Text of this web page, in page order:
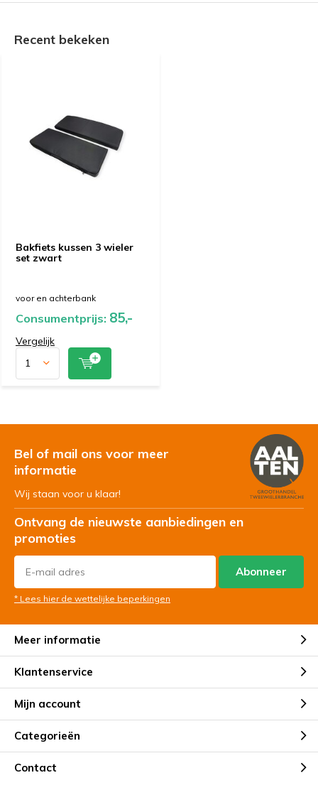
Recent bekeken
Bakfiets kussen 3 wieler
set zwart
voor en achterbank
Consumentprijs: 85,-
Vergelijk
Bel of mail ons voor meer
informatie
Wij staan voor u klaar!
Ontvang de nieuwste aanbiedingen en
promoties
Abonneer
* Lees hier de wettelijke beperkingen
Meer informatie
Klantenservice
Mijn account
Categorieën
Contact